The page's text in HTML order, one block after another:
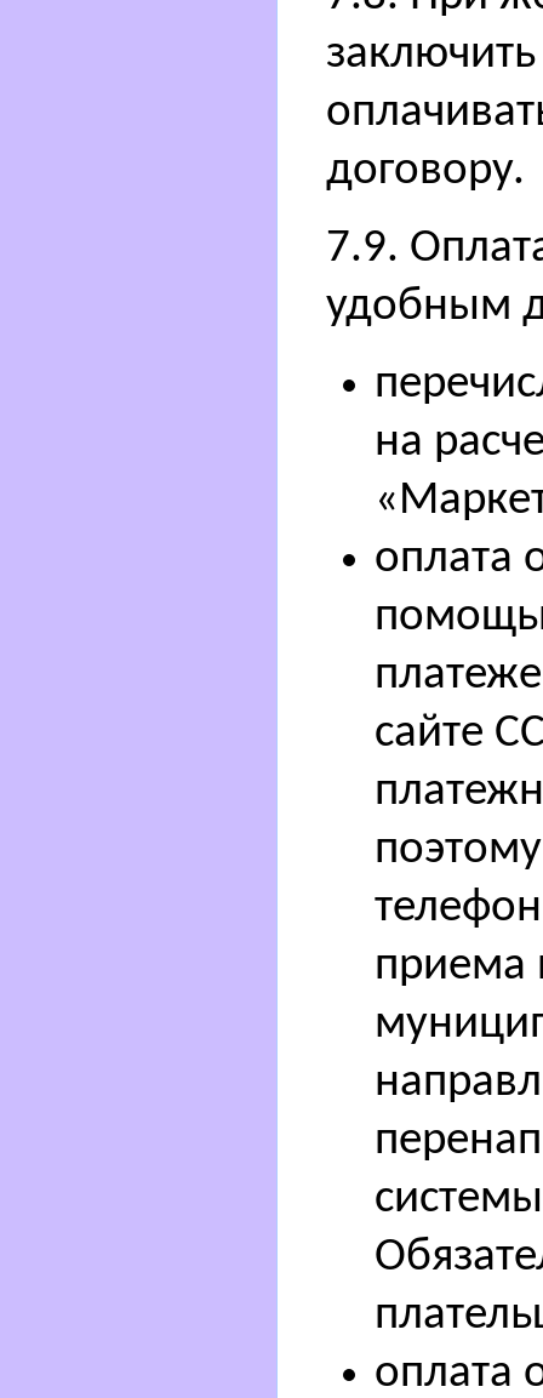
договору.
7.9.
удобным
на
оплата
сайте
приема
оплата